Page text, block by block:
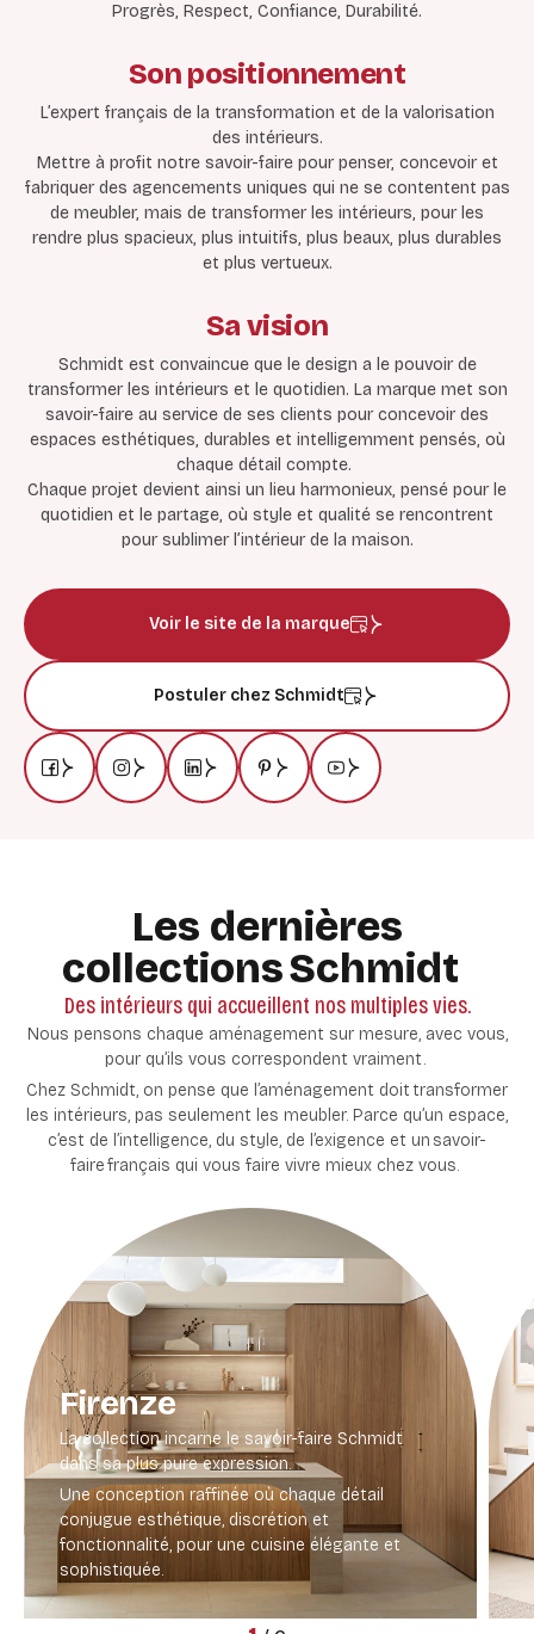
Progrès, Respect, Confiance, Durabilité.
Son positionnement
L’expert français de la transformation et de la valorisation
des intérieurs.
Mettre à profit notre savoir-faire pour penser, concevoir et
fabriquer des agencements uniques qui ne se contentent pas
de meubler, mais de transformer les intérieurs, pour les
rendre plus spacieux, plus intuitifs, plus beaux, plus durables
et plus vertueux.
Sa vision
Schmidt est convaincue que le design a le pouvoir de
transformer les intérieurs et le quotidien. La marque met son
savoir-faire au service de ses clients pour concevoir des
espaces esthétiques, durables et intelligemment pensés, où
chaque détail compte.
Chaque projet devient ainsi un lieu harmonieux, pensé pour le
quotidien et le partage, où style et qualité se rencontrent
pour sublimer l’intérieur de la maison.
Voir le site de la marque
Postuler chez Schmidt
Les dernières
collections Schmidt
Des intérieurs qui accueillent nos multiples vies.
Nous pensons chaque aménagement sur mesure, avec vous,
pour qu’ils vous correspondent vraiment.
Chez Schmidt, on pense que l’aménagement doittransformer
les intérieurs, pas seulement les meubler. Parce qu’un espace,
c’est de l’intelligence, du style, de l’exigence et un savoir-
fairefrançais qui vous faire vivre mieux chez vous.
Firenze
La collection incarne le savoir-faire Schmidt
dans sa plus pure expression.
Une conception raffinée où chaque détail
conjugue esthétique, discrétion et
fonctionnalité, pour une cuisine élégante et
sophistiquée.